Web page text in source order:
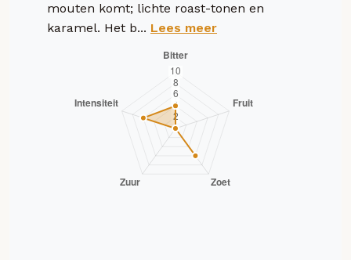
mouten komt; lichte roast-tonen en
karamel. Het b... Lees meer